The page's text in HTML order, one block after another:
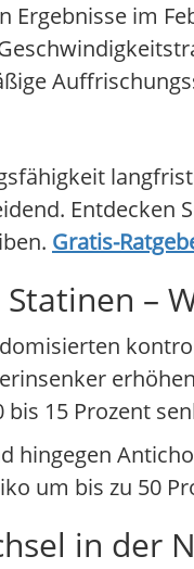
Ergebnisse im
Entdecken
Gratis-
–
15 Prozent
hingegen
um bis zu 50
in der